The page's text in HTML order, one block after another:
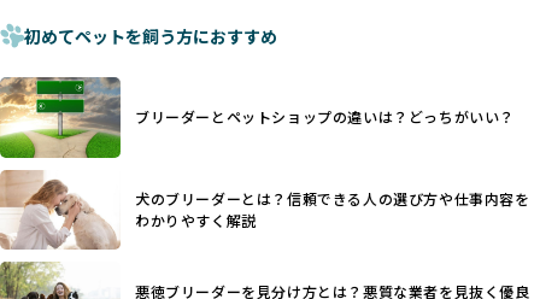
少なくなく、消費者にとって選択の判断が難しい現状があり
さらに、書類審査のみで掲載が許可されるサイトが多く、実
際の飼育環境やブリーダーの姿勢が見えにくい点も課題で
す。こうしたサイトでは、ブリーダーが記載する情報が主で
あり、実際の現場や日々のケアの状況がわからないため、営
利優先の「悪徳ブリーダー」が含まれるリスクが高まりま
す。
BreederFamiliesでは、ワンちゃんを大切にする「優良ブリ
ーダー」のみを紹介するために、法令を超えた独自の基準を
設け、ブリーダーの理念や飼育環境の厳格なチェックを行っ
手段でもあるため、切断されることで他の犬や人間との意思
ヨーロッパ諸国ではこうした処置が禁止されている一方で、
日本ではいまだ行われる場合があります。
優良ブリーダーは動物福祉を優先し、ワンちゃんの自然な姿
を大切にするため断尾・断耳を行いません。
一方、営利優先ブリーダーでは「見た目が良く売れやすい」
ことを理由に断尾や断耳を行うことがあり、中には麻酔なし
で処置するケースも見受けられます。
「耳やしっぽを切らない」詳細はこちら
初めてペットを飼う方におすすめ
ブリーダーとペットショップの違いは？どっちがいい？
犬のブリーダーとは？信頼できる人の選び方や仕事内容を
わかりやすく解説
悪徳ブリーダーを見分け方とは？悪質な業者を見抜く優良